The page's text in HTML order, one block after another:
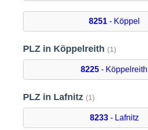
8251- Köppel
PLZ in Köppelreith (1)
8225 - Köppelreith
PLZ in Lafnitz (1)
8233- Lafnitz